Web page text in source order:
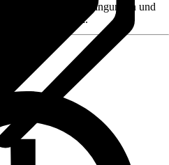
z. B. Rückgabebedingungen und
Verkäufernamen.